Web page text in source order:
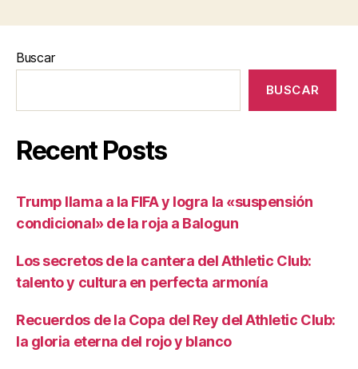
Buscar
BUSCAR
Recent Posts
Trump llama a la FIFA y logra la «suspensión
condicional» de la roja a Balogun
Los secretos de la cantera del Athletic Club:
talento y cultura en perfecta armonía
Recuerdos de la Copa del Rey del Athletic Club:
la gloria eterna del rojo y blanco